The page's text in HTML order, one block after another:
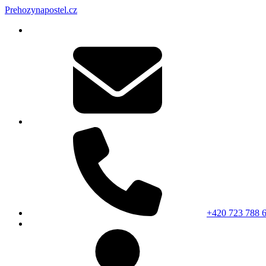
Prehozynapostel.cz
+420 723 788